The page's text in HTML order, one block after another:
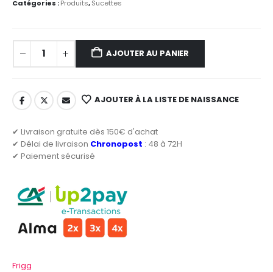
Catégories :Produits,Sucettes
AJOUTER AU PANIER
AJOUTER À LA LISTE DE NAISSANCE
✔ Livraison gratuite dès 150€ d'achat
✔ Délai de livraison Chronopost : 48 à 72H
✔ Paiement sécurisé
Frigg